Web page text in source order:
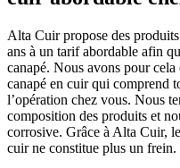
Alta Cuir propose des
ans à un tarif abordable afin
canapé. Nous avons pour
canapé en cuir qui comprend
l’opération chez vous. Nous
composition des produits et
corrosive. Grâce à Alta Cuir,
cuir ne constitue plus un